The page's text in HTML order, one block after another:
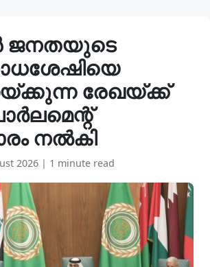
ജനതയുടെ
രേഖയ്ക്ക്
നൽകി
2026 | 1 minute read